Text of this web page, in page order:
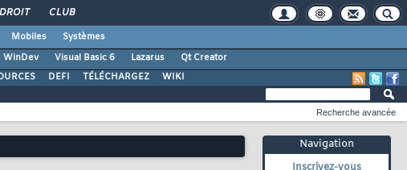
DROIT CLUB
Mobiles
Systèmes
WinDev Visual Basic 6 Lazarus
Qt Creator
DEFI TÉLÉCHARGEZ WIKI
Navigation
Recherche avancée